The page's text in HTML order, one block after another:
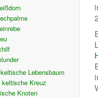
Lebensbaum
keltische Kreuz
Knoten